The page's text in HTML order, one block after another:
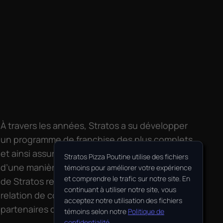
À travers les années, Stratos a su développer
un programme de franchise des plus complets
et ainsi assurer la croissance de l’entreprise
d’une manière rentable et efficace. Le succès
de Stratos repose en grande partie sur la
relation de confiance entretenue avec ses
partenaires d’affaires, les franchisés.
Stratos Pizza Poutine utilise des fichiers
témoins pour améliorer votre expérience
et comprendre le trafic sur notre site. En
continuant à utiliser notre site, vous
acceptez notre utilisation des fichiers
témoins selon notre Politique de